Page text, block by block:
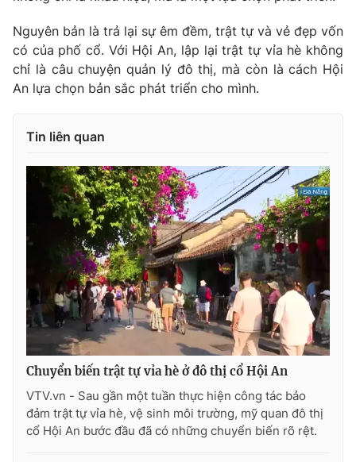
Ðiện thoại Thời báo VTV:
Email:toasoan@vtv.vn
Liên hệ quảng cáo:024-7300.7108
® Cấm sao chép dưới mọi hình thức nếu không có sự chấp
thuận bằng văn bản. Ghi rõ nguồn VTV.vn khi phát hành lại
thông tin từ website này.
Nguyên bản là trả lại sự êm đềm, trật tự và vẻ đẹp vốn
có của phố cổ. Với Hội An, lập lại trật tự vỉa hè không
chỉ là câu chuyện quản lý đô thị, mà còn là cách Hội
An lựa chọn bản sắc phát triển cho mình.
Tin liên quan
Chuyển biến trật tự vỉa hè ở đô thị cổ Hội An
VTV.vn - Sau gần một tuần thực hiện công tác bảo
đảm trật tự vỉa hè, vệ sinh môi trường, mỹ quan đô thị
cổ Hội An bước đầu đã có những chuyển biến rõ rệt.